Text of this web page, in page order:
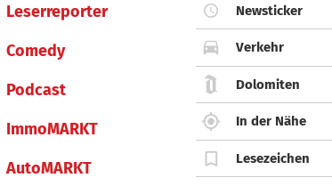
Leserreporter
Comedy
Podcast
ImmoMARKT
AutoMARKT
Newsticker
Verkehr
Dolomiten
In der Nähe
Lesezeichen